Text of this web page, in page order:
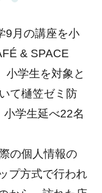
9月の講座を小
& SPACE
小学生を対象と
て樋笠ゼミ防
学生延べ22名
の個人情報の
プ方式で行われ